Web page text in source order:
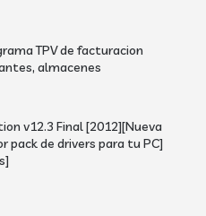
TPV de facturacion
almacenes
v12.3 Final [2012][Nueva
pack de drivers para tu PC]